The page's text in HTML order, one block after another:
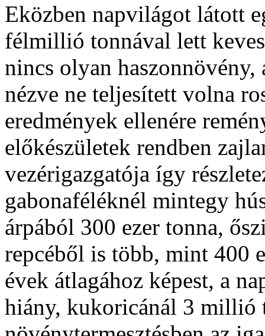
Eközben napvilágot látott
félmillió tonnával lett
nincs olyan
nézve ne teljesített volna
eredmények ellenére
előkészületek rendben
vezérigazgatója így
gabonaféléknél mintegy
árpából 300 ezer tonna,
repcéből is több, mint 400
évek átlagához képest, a
hiány, kukoricánál 3 millió